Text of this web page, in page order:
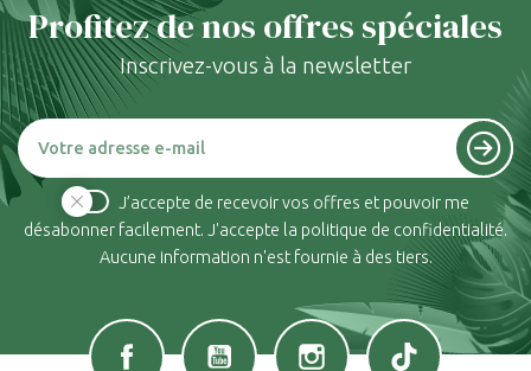
Profitez de nos offres spéciales
Inscrivez-vous à la newsletter
J’accepte de recevoir vos offres et pouvoir me
désabonner facilement. J'accepte la politique de confidentialité.
Aucune information n'est fournie à des tiers.
Facebook YouTube Instagram TikTok